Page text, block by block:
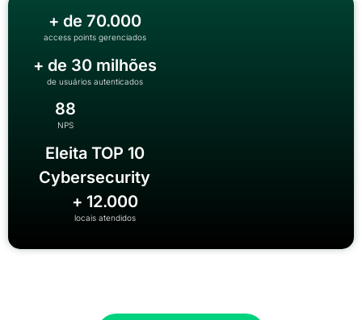
+ de 70.000
access points gerenciados
+ de 30 milhões
de usuários autenticados
88
NPS
Eleita TOP 10
Cybersecurity
+ 12.000
locais atendidos